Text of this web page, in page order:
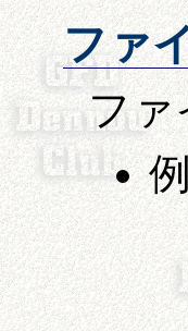
ファ
ファ